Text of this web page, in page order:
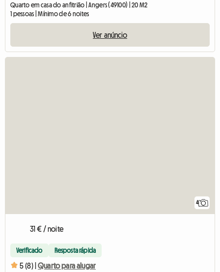
Quarto em casa do anfitrião | Angers (49100) | 20 M2
1 pessoas | Mínimo de 6 noites
Ver anúncio
4
31 € / noite
Verificado Resposta rápida
5 (8) | Quarto para alugar